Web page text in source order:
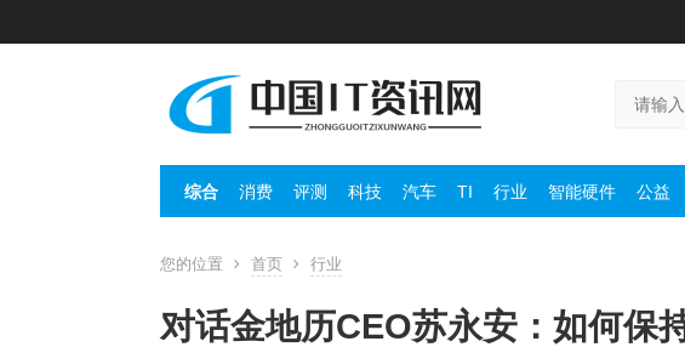
综合 消费 评测 科技 汽车 TI 行业 智能硬件 公益
您的位置 首页 行业
对话金地历CEO苏永安：如何保